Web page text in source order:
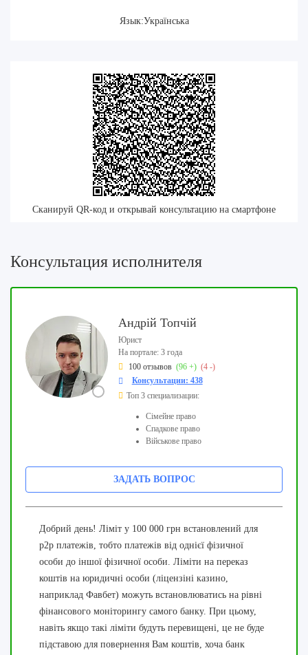
Язык:Українська
Сканируй QR-код и открывай консультацию на смартфоне
Консультация исполнителя
Андрій Топчій
Юрист
На портале: 3 года
100 отзывов (96 +) (4 -)
Консультации: 438
Топ 3 специализации:
Сімейне право
Спадкове право
Військове право
ЗАДАТЬ ВОПРОС
Добрий день! Ліміт у 100 000 грн встановлений для
p2p платежів, тобто платежів від однієї фізичної
особи до іншої фізичної особи. Ліміти на переказ
коштів на юридичні особи (ліцензіні казино,
наприклад Фавбет) можуть встановлюватись на рівні
фінансового моніторингу самого банку. При цьому,
навіть якщо такі ліміти будуть перевищені, це не буде
підставою для повернення Вам коштів, хоча банк